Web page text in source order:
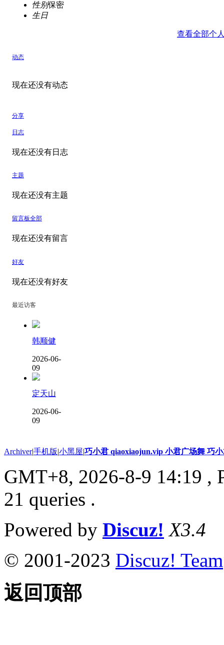
性别保密
生日
查看全部个
动态
现在还没有动态
分享
日志
现在还没有日志
主题
现在还没有主题
留言板全部
现在还没有留言
好友
现在还没有好友
最近访客
韩顺健
2026-06-
09
定天山
2026-06-
09
Archiver|手机版|小黑屋|巧小君 qiaoxiaojun.vip 小君广场舞 巧
GMT+8, 2026-8-9 14:19 ,
21 queries .
Powered by Discuz! X3.4
© 2001-2023 Discuz! Team
返回顶部